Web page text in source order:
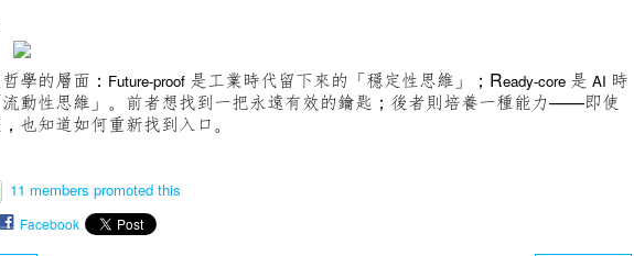
學的層面： Future-proof 是工業時代留下來的「穩定性思維」；Ready-core 是 AI 時
動性思維」。前者想找到一把永遠有效的鑰匙；後者則培養一種能力——即使
也知道如何重新找到入口。
11 members promoted this
Facebook